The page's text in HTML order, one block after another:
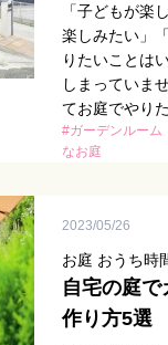
「子どもが楽
楽しみたい」
りたいことは
しまっていま
てお庭でやり
#ガーデンルーム
なお庭
2023/05/26
お庭 おうち時
自宅の庭
作り方5選